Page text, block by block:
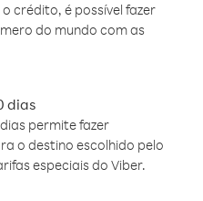
crédito, é possível fazer
do mundo com as
dias
permite fazer
o destino escolhido pelo
especiais do Viber.